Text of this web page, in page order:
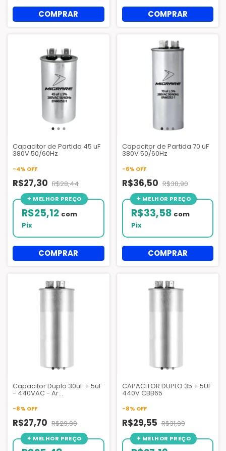
Capacitor de Partida 45 uF
380V 50/60Hz
-4% OFF
R$27,30 R$28,44
R$25,12 com
Pix
Capacitor de Partida 70 uF
380V 50/60Hz
-6% OFF
R$36,50 R$38,90
R$33,58 com
Pix
Capacitor Duplo 30uF + 5uF
- 440VAC - Ar
-8% OFF
R$27,70 R$29,99
CAPACITOR DUPLO 35 + 5UF
440V CBB65
-8% OFF
R$29,55 R$31,99